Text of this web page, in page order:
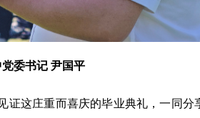
委书记 尹国平
证这庄重而喜庆的毕业典礼，一同分